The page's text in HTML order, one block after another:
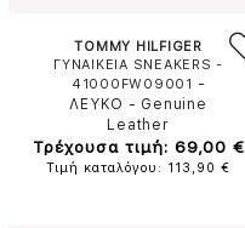
TOMMY HILFIGER
ΓΥΝΑΙΚΕΙΑ SNEAKERS -
41000FW09001 -
ΛΕΥΚΟ - Genuine
Leather
Τρέχουσα τιμή: 69,00 €
Τιμή καταλόγου: 113,90 €